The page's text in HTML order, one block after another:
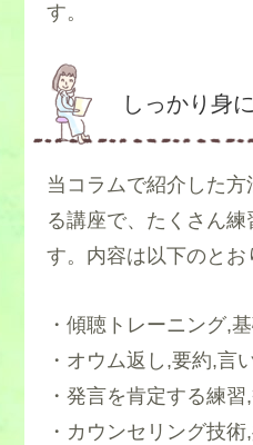
す。
しっかり身
当コラムで紹介した方
る講座で、たくさん練
す。内容は以下のとお
・傾聴トレーニング,
・オウム返し,要約,言
・発言を肯定する練
・カウンセリング技